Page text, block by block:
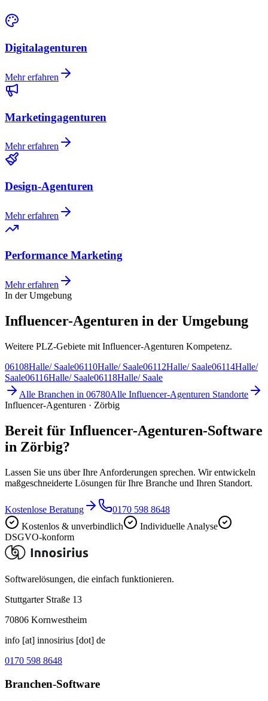
Digitalagenturen
Mehr erfahren
Marketingagenturen
Mehr erfahren
Design-Agenturen
Mehr erfahren
Performance Marketing
Mehr erfahren
In der Umgebung
Influencer-Agenturen in der Umgebung
Weitere PLZ-Gebiete mit Influencer-Agenturen Kompetenz.
06108Halle/ Saale06110Halle/ Saale06112Halle/ Saale06114Halle/
Saale06116Halle/ Saale06118Halle/ Saale
Alle Branchen in 06780Alle Influencer-Agenturen Standorte
Influencer-Agenturen · Zörbig
Bereit für Influencer-Agenturen-Software
in Zörbig?
Lassen Sie uns über Ihre Anforderungen sprechen. Wir entwickeln
maßgeschneiderte Lösungen für Ihre Branche und Ihren Standort.
Kostenlose Beratung
0170 598 8648
Kostenlos & unverbindlich
Individuelle Analyse
DSGVO-konform
Softwarelösungen, die einfach funktionieren.
Stuttgarter Straße 13
70806 Kornwestheim
info [at] innosirius [dot] de
0170 598 8648
Branchen-Software